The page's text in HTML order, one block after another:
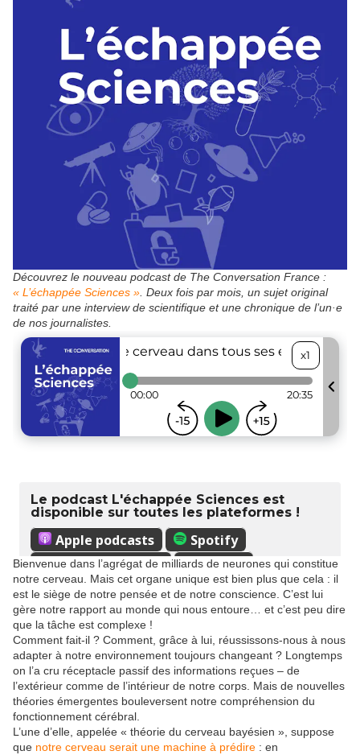
Découvrez le nouveau podcast de The Conversation France :
« L’échappée Sciences » . Deux fois par mois, un sujet original
traité par une interview de scientifique et une chronique de l’un·e
de nos journalistes.
Bienvenue dans l’agrégat de milliards de neurones qui constitue
notre cerveau. Mais cet organe unique est bien plus que cela : il
est le siège de notre pensée et de notre conscience. C’est lui
gère notre rapport au monde qui nous entoure… et c’est peu dire
que la tâche est complexe !
Comment fait-il ? Comment, grâce à lui, réussissons-nous à nous
adapter à notre environnement toujours changeant ? Longtemps
on l’a cru réceptacle passif des informations reçues – de
l’extérieur comme de l’intérieur de notre corps. Mais de nouvelles
théories émergentes bouleversent notre compréhension du
fonctionnement cérébral.
L’une d’elle, appelée « théorie du cerveau bayésien », suppose
que notre cerveau serait une machine à prédire : en